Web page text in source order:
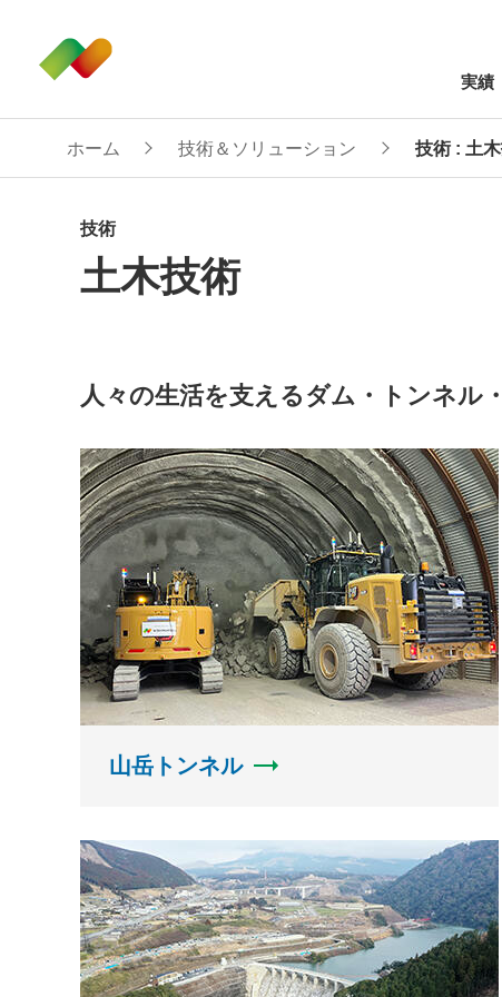
実績
ホーム 技術＆ソリューション 技術 : 土
技術
土木技術
人々の生活を支えるダム・トンネル
山岳トンネル